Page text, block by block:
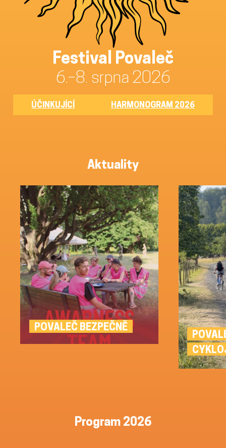
Festival Povaleč
6.–8. srpna 2026
ÚČINKUJÍCÍ HARMONOGRAM 2026
Aktuality
POVALEČ BEZPEČNĚ
Program 2026